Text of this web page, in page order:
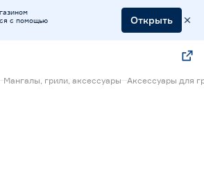
с помощью
Открыть
Мангалы, грили, аксессуары Аксессуары для